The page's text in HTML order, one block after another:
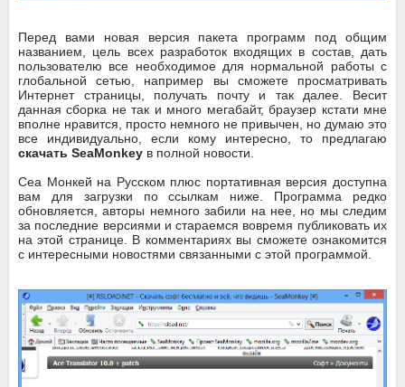
Перед вами новая версия пакета программ под общим
названием, цель всех разработок входящих в состав, дать
пользователю все необходимое для нормальной работы с
глобальной сетью, например вы сможете просматривать
Интернет страницы, получать почту и так далее. Весит
данная сборка не так и много мегабайт, браузер кстати мне
вполне нравится, просто немного не привычен, но думаю это
все индивидуально, если кому интересно, то предлагаю
скачать SeaMonkey в полной новости.
Сеа Монкей на Русском плюс портативная версия доступна
вам для загрузки по ссылкам ниже. Программа редко
обновляется, авторы немного забили на нее, но мы следим
за последние версиями и стараемся вовремя публиковать их
на этой странице. В комментариях вы сможете ознакомится
с интересными новостями связанными с этой программой.